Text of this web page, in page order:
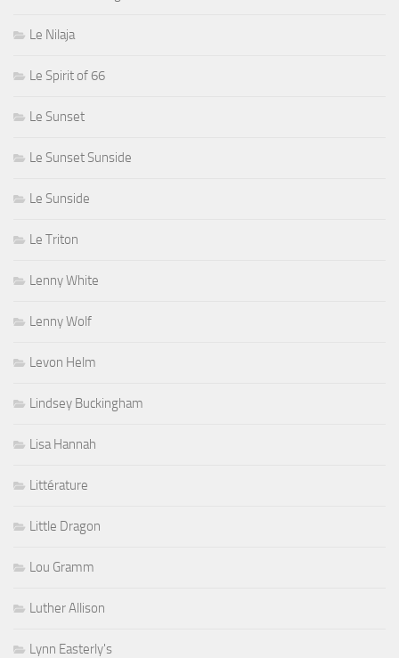
Le Nilaja
Le Spirit of 66
Le Sunset
Le Sunset Sunside
Le Sunside
Le Triton
Lenny White
Lenny Wolf
Levon Helm
Lindsey Buckingham
Lisa Hannah
Littérature
Little Dragon
Lou Gramm
Luther Allison
Lynn Easterly's